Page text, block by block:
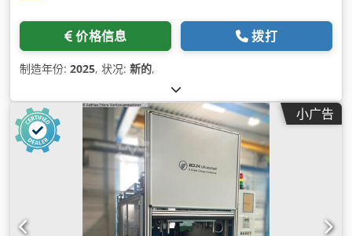
价格信息 拨打
制造年份: 2025, 状况: 新的,
小广告